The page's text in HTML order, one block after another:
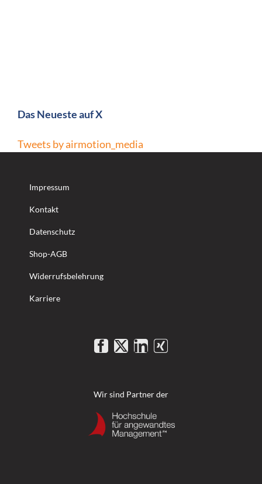
Das Neueste auf X
Tweets by airmotion_media
Impressum
Kontakt
Datenschutz
Shop-AGB
Widerrufsbelehrung
Karriere
Wir sind Partner der